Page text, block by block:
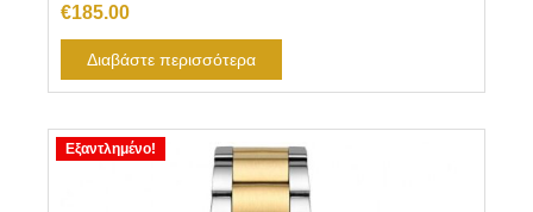
€185.00
Διαβάστε περισσότερα
Εξαντλημένο!